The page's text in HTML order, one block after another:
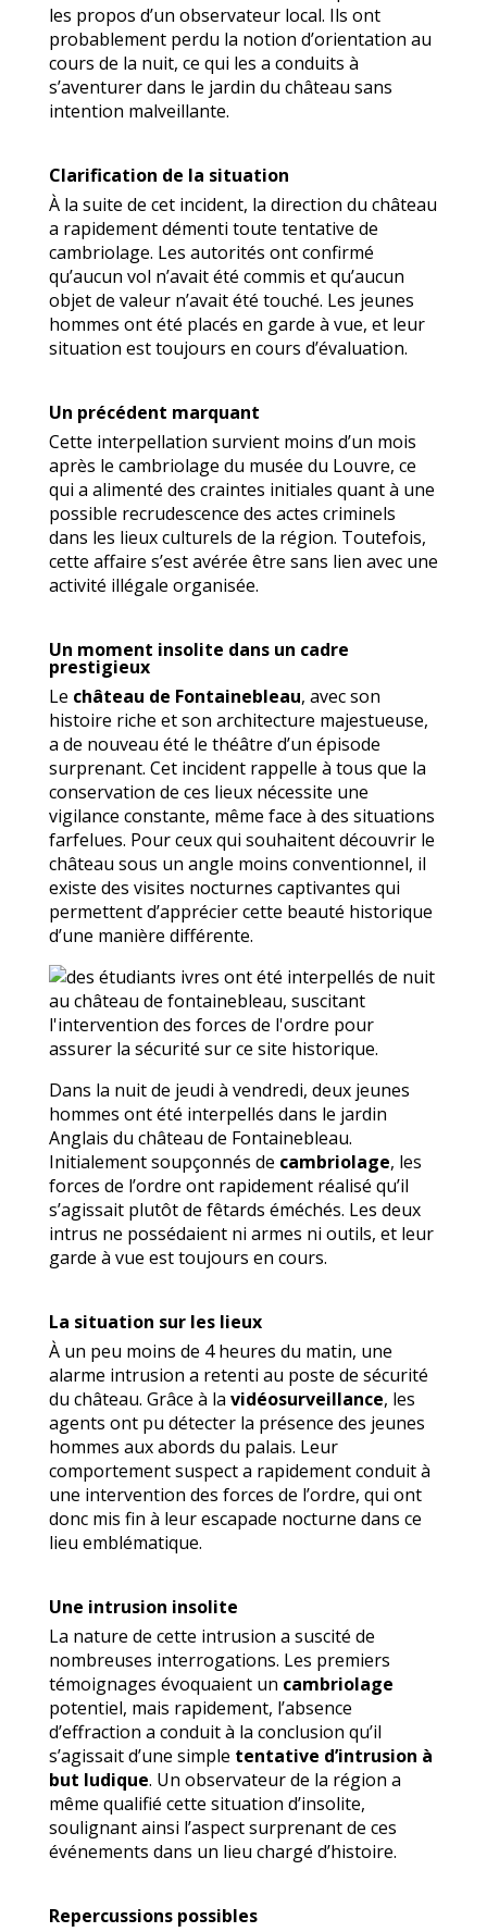
les propos d’un observateur local. Ils ont
probablement perdu la notion d’orientation au
cours de la nuit, ce qui les a conduits à
s’aventurer dans le jardin du château sans
intention malveillante.
Clarification de la situation
À la suite de cet incident, la direction du château
a rapidement démenti toute tentative de
cambriolage. Les autorités ont confirmé
qu’aucun vol n’avait été commis et qu’aucun
objet de valeur n’avait été touché. Les jeunes
hommes ont été placés en garde à vue, et leur
situation est toujours en cours d’évaluation.
Un précédent marquant
Cette interpellation survient moins d’un mois
après le cambriolage du musée du Louvre, ce
qui a alimenté des craintes initiales quant à une
possible recrudescence des actes criminels
dans les lieux culturels de la région. Toutefois,
cette affaire s’est avérée être sans lien avec une
activité illégale organisée.
Un moment insolite dans un cadre
prestigieux
Le château de Fontainebleau, avec son
histoire riche et son architecture majestueuse,
a de nouveau été le théâtre d’un épisode
surprenant. Cet incident rappelle à tous que la
conservation de ces lieux nécessite une
vigilance constante, même face à des situations
farfelues. Pour ceux qui souhaitent découvrir le
château sous un angle moins conventionnel, il
existe des visites nocturnes captivantes qui
permettent d’apprécier cette beauté historique
d’une manière différente.
Dans la nuit de jeudi à vendredi, deux jeunes
hommes ont été interpellés dans le jardin
Anglais du château de Fontainebleau.
Initialement soupçonnés de cambriolage, les
forces de l’ordre ont rapidement réalisé qu’il
s’agissait plutôt de fêtards éméchés. Les deux
intrus ne possédaient ni armes ni outils, et leur
garde à vue est toujours en cours.
La situation sur les lieux
À un peu moins de 4 heures du matin, une
alarme intrusion a retenti au poste de sécurité
du château. Grâce à la vidéosurveillance, les
agents ont pu détecter la présence des jeunes
hommes aux abords du palais. Leur
comportement suspect a rapidement conduit à
une intervention des forces de l’ordre, qui ont
donc mis fin à leur escapade nocturne dans ce
lieu emblématique.
Une intrusion insolite
La nature de cette intrusion a suscité de
nombreuses interrogations. Les premiers
témoignages évoquaient un cambriolage
potentiel, mais rapidement, l’absence
d’effraction a conduit à la conclusion qu’il
s’agissait d’une simple tentative d’intrusion à
but ludique. Un observateur de la région a
même qualifié cette situation d’insolite,
soulignant ainsi l’aspect surprenant de ces
événements dans un lieu chargé d’histoire.
Repercussions possibles